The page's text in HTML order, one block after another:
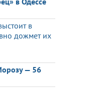
в
дожмет их
— 56